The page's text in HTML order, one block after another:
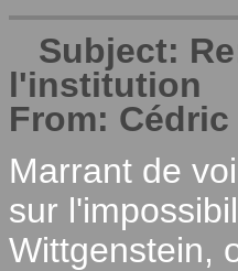
Subject:
l'institution
From: Cédric
Marrant de
sur
Wittgenstein,